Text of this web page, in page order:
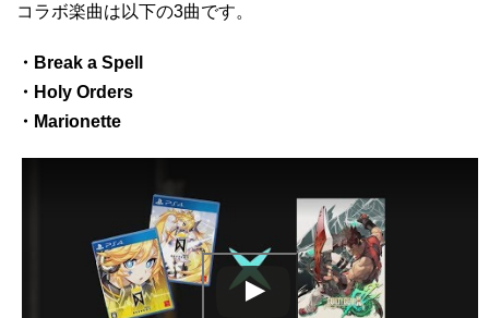
コラボ楽曲は以下の3曲です。
・Break a Spell
・Holy Orders
・Marionette